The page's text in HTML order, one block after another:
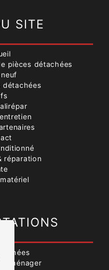
SITE
pièces détachées
détachées
réparation
ménager